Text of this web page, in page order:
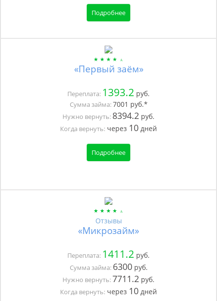
Подробнее
«Первый заём»
Переплата: 1393.2 руб.
Сумма займа:7001 руб.*
Нужно вернуть: 8394.2 руб.
Когда вернуть: через 10 дней
Подробнее
Отзывы
«Микрозайм»
Переплата: 1411.2 руб.
Сумма займа: 6300руб.
Нужно вернуть:7711.2 руб.
Когда вернуть: через 10 дней